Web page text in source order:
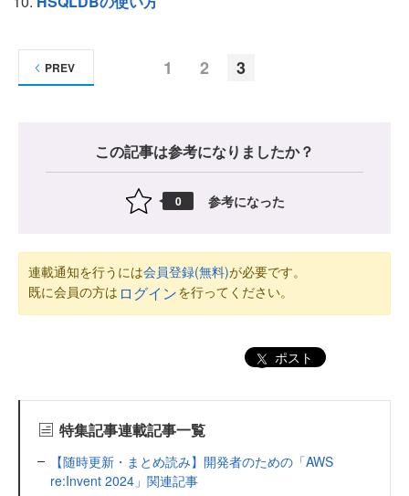
1 2 3
PREV
この記事は参考になりましたか？
0 参考になった
連載通知を行うには会員登録(無料)が必要です。
既に会員の方は ログインを行ってください。
ポスト
特集記事連載記事一覧
【随時更新・まとめ読み】開発者のための「AWS
re:Invent 2024」関連記事